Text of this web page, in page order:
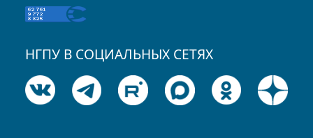
НГПУ В СОЦИАЛЬНЫХ СЕТЯХ